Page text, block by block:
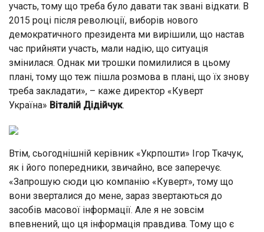
участь, тому що треба було давати так звані відкати. В
2015 році після революції, виборів нового
демократичного президента ми вирішили, що настав
час прийняти участь, мали надію, що ситуація
змінилася. Однак ми трошки помилилися в цьому
плані, тому що теж пішла розмова в плані, що їх знову
треба закладати», – каже директор «Куверт
Україна» Віталій Дідійчук.
Втім, сьогоднішній керівник «Укрпошти» Ігор Ткачук,
як і його попередники, звичайно, все заперечує.
«Запрошую сюди цю компанію «Куверт», тому що
вони зверталися до мене, зараз звертаються до
засобів масової інформації. Але я не зовсім
впевнений, що ця інформація правдива. Тому що є